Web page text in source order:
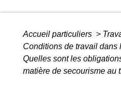
Accueil particuliers >
Conditions de travail dans
Quelles sont les
matière de secourisme au